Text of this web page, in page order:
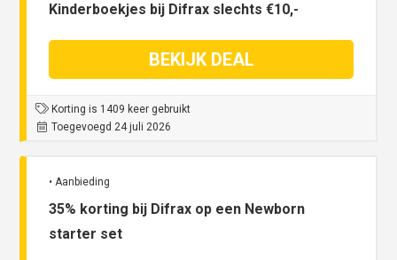
Kinderboekjes bij Difrax slechts €10,-
BEKIJK DEAL
Korting is 1409 keer gebruikt
Toegevoegd 24 juli 2026
• Aanbieding
35% korting bij Difrax op een Newborn
starter set